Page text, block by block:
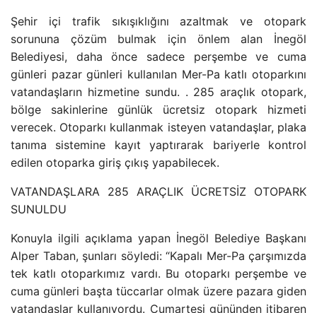
Şehir içi trafik sıkışıklığını azaltmak ve otopark
sorununa çözüm bulmak için önlem alan İnegöl
Belediyesi, daha önce sadece perşembe ve cuma
günleri pazar günleri kullanılan Mer-Pa katlı otoparkını
vatandaşların hizmetine sundu. . 285 araçlık otopark,
bölge sakinlerine günlük ücretsiz otopark hizmeti
verecek. Otoparkı kullanmak isteyen vatandaşlar, plaka
tanıma sistemine kayıt yaptırarak bariyerle kontrol
edilen otoparka giriş çıkış yapabilecek.
VATANDAŞLARA 285 ARAÇLIK ÜCRETSİZ OTOPARK
SUNULDU
Konuyla ilgili açıklama yapan İnegöl Belediye Başkanı
Alper Taban, şunları söyledi: “Kapalı Mer-Pa çarşımızda
tek katlı otoparkımız vardı. Bu otoparkı perşembe ve
cuma günleri başta tüccarlar olmak üzere pazara giden
vatandaşlar kullanıyordu. Cumartesi gününden itibaren